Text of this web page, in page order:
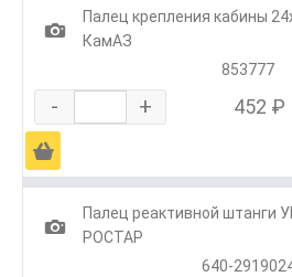
1
Палец крепления кабины
КамАЗ
853777
- + 452 ₽
Ä
1
Палец реактивной штанги
РОСТАР
640-